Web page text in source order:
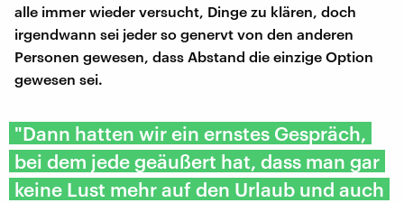
alle immer wieder versucht, Dinge zu klären, doch
irgendwann sei jeder so genervt von den anderen
Personen gewesen, dass Abstand die einzige Option
gewesen sei.
"Dann hatten wir ein ernstes Gespräch,
bei dem jede geäußert hat, dass man gar
keine Lust mehr auf den Urlaub und auch